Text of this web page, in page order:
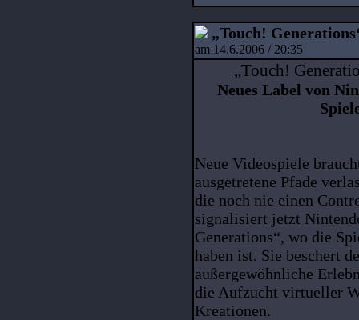
„Touch!
am 14.6.2006 / 20:35
„Touch!
Neues Label von
Neue Videospiele
ausgetretene Pfade
die noch nie einen
signalisiert jetzt
Generations“, wo die
haben ist. Sie beschert
außergewöhnliche
die Aufzucht virtueller
Kreationen.